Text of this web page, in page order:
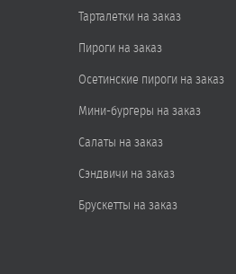
Тарталетки на заказ
Пироги на заказ
Осетинские пироги на заказ
Мини-бургеры на заказ
Салаты на заказ
Сэндвичи на заказ
Брускетты на заказ